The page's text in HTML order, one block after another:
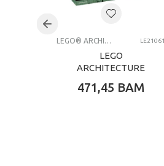
Brend
LEGO® ARCHITECTURE LE21061
LEGO
ARCHITECTURE
PARIS
471,45 BAM